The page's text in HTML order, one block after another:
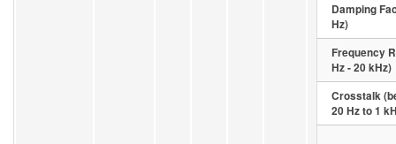
Damping
Hz)
Frequency
Hz - 20 kHz)
Crosstalk
20 Hz to 1